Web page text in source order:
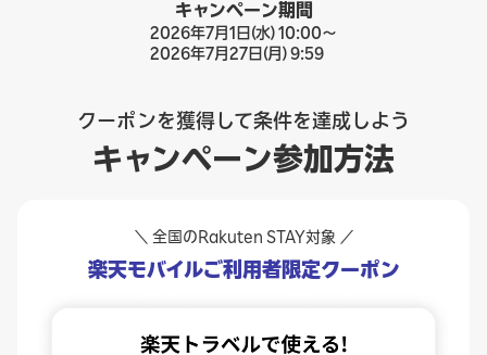
キャンペーン期間
2026年7月1日(水) 10:00〜
2026年7月27日(月) 9:59
クーポンを獲得して条件を達成しよう
キャンペーン参加方法
＼ 全国のRakuten STAY対象 ／
楽天モバイルご利用者限定クーポン